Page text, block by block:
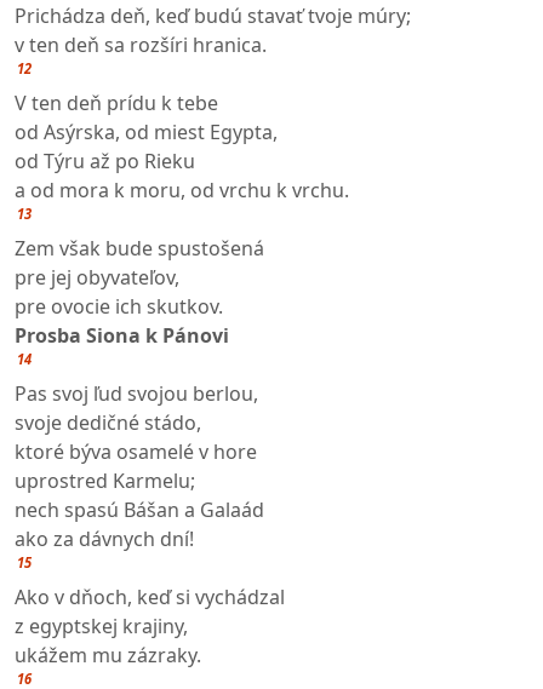
Prichádza deň, keď budú stavať tvoje múry;
v ten deň sa rozšíri hranica.
12
V ten deň prídu k tebe
od Asýrska, od miest Egypta,
od Týru až po Rieku
a od mora k moru, od vrchu k vrchu.
13
Zem však bude spustošená
pre jej obyvateľov,
pre ovocie ich skutkov.
Prosba Siona k Pánovi
14
Pas svoj ľud svojou berlou,
svoje dedičné stádo,
ktoré býva osamelé v hore
uprostred Karmelu;
nech spasú Bášan a Galaád
ako za dávnych dní!
15
Ako v dňoch, keď si vychádzal
z egyptskej krajiny,
ukážem mu zázraky.
16